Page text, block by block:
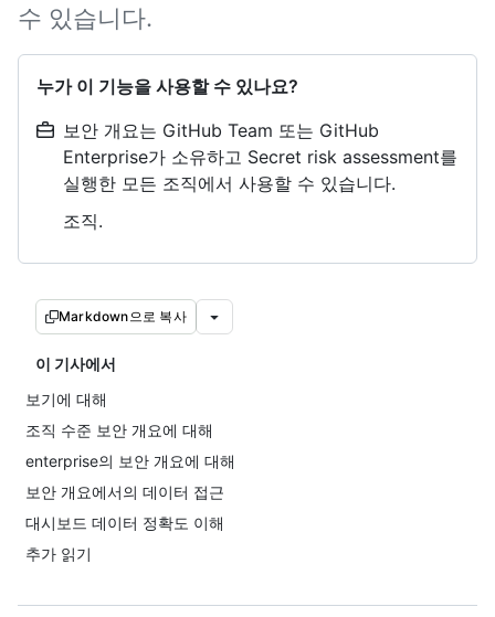
수 있습니다.
누가 이 기능을 사용할 수 있나요?
보안 개요는 GitHub Team 또는 GitHub
Enterprise가 소유하고 Secret risk assessment를
실행한 모든 조직에서 사용할 수 있습니다.
조직.
Markdown으로 복사
이 기사에서
보기에 대해
조직 수준 보안 개요에 대해
enterprise의 보안 개요에 대해
보안 개요에서의 데이터 접근
대시보드 데이터 정확도 이해
추가 읽기